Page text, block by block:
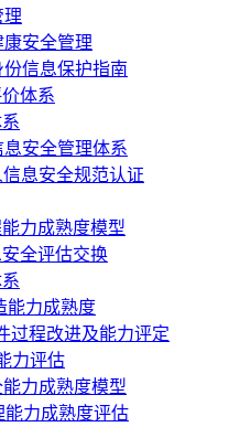
理
康安全管理
份信息保护指南
体系
息安全管理体系
息安全规范认证
力成熟度模型
全评估交换
能力成熟度
过程改进及能力评定
力评估
力成熟度模型
力成熟度评估